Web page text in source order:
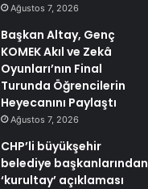
Ağustos 7, 2026
Başkan Altay, Genç
KOMEK Akıl ve Zekâ
Oyunları’nın Final
Turunda Öğrencilerin
Heyecanını Paylaştı
Ağustos 7, 2026
CHP’li büyükşehir
belediye başkanlarından
‘kurultay’ açıklaması